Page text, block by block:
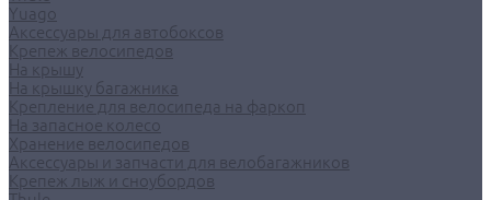
Yuago
Аксессуары для автобоксов
Крепеж велосипедов
На крышу
На крышку багажника
Крепление для велосипеда на фаркоп
На запасное колесо
Хранение велосипедов
Аксессуары и запчасти для велобагажников
Крепеж лыж и сноубордов